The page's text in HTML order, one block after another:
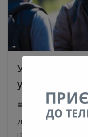
У Києві зняли
умовах
08.09.2020 0
Документальний
громадської